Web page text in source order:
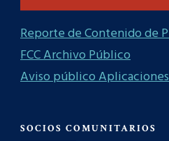
Reporte de Contenido de
FCC Archivo Público
Aviso público Aplicaciones
SOCIOS COMUNITARIOS